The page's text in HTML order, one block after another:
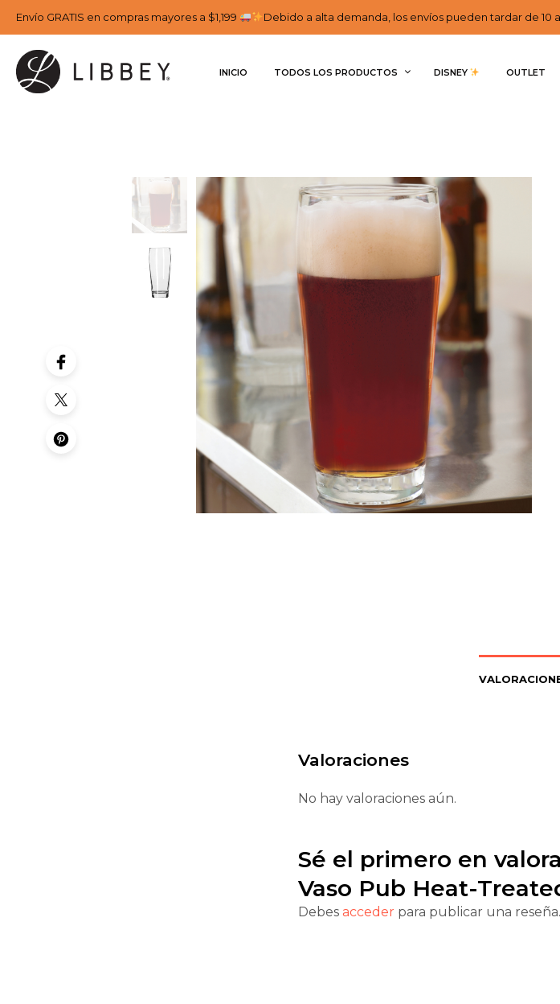
Envío GRATIS en compras mayores a $1,199 Debido a alta demanda, los envíos pueden tardar de 10
INICIO TODOS LOS PRODUCTOS DISNEY OUTLET
Valoraciones
No hay valoraciones aún.
Sé el primero en
Vaso Pub Heat-
Debes acceder para publicar una reseña.